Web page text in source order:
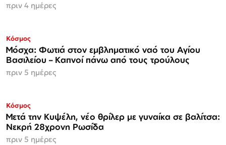
πριν 4 ημέρες
Κόσμος
Μόσχα: Φωτιά στον εμβληματικό ναό του Αγίου
Βασιλείου – Καπνοί πάνω από τους τρούλους
πριν 5 ημέρες
Κόσμος
Μετά την Κυψέλη, νέο θρίλερ με γυναίκα σε βαλίτσα:
Νεκρή 28χρονη Ρωσίδα
πριν 5 ημέρες